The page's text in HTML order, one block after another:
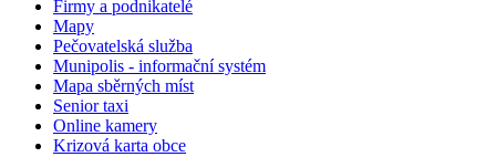
Firmy a podnikatelé
Mapy
Pečovatelská služba
Munipolis - informační systém
Mapa sběrných míst
Senior taxi
Online kamery
Krizová karta obce